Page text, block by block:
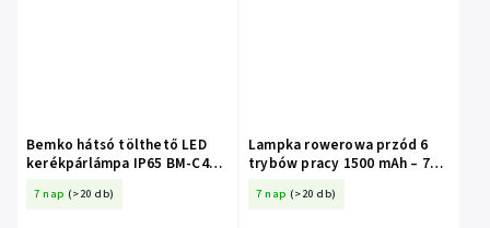
Bemko hátsó tölthető LED
kerékpárlámpa IP65 BM-C49-
7 nap (>20 db)
Lampka rowerowa przód 6
trybów pracy 1500 mAh – 71-
7 nap (>20 db)